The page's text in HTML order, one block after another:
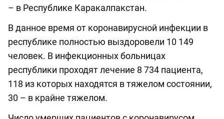
– в Республике Каракалпакстан.
В данное время от коронавирусной инфекции в
республике полностью выздоровели 10 149
человек. В инфекционных больницах
республики проходят лечение 8 734 пациента,
118 из которых находятся в тяжелом состоянии,
30 – в крайне тяжелом.